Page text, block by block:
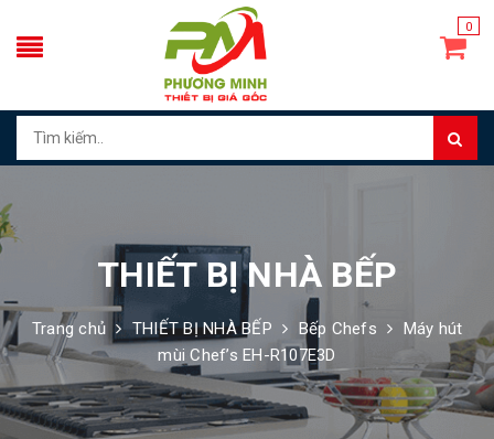
0
THIẾT BỊ NHÀ BẾP
Trang chủ THIẾT BỊ NHÀ BẾP Bếp Chefs
Máy hút
mùi Chef’s EH-R107E3D